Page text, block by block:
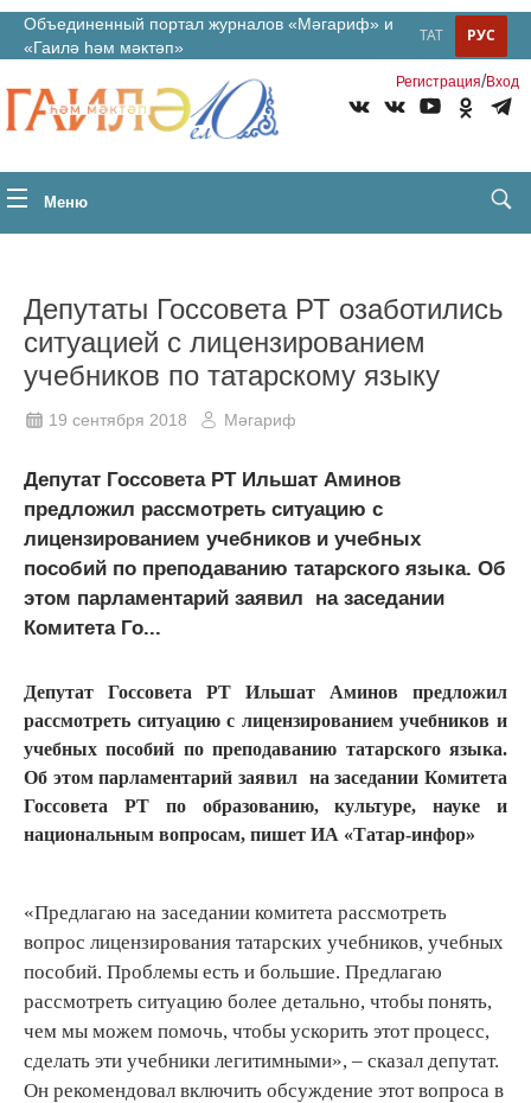
Объединенный портал журналов «Мәгариф» и
«Гаилә һәм мәктәп»
РУС
ТАТ
Регистрация/Вход
Меню
Депутаты Госсовета РТ озаботились
ситуацией с лицензированием
учебников по татарскому языку
19 сентября 2018 Мәгариф
Депутат Госсовета РТ Ильшат Аминов
предложил рассмотреть ситуацию с
лицензированием учебников и учебных
пособий по преподаванию татарского языка. Об
этом парламентарий заявил на заседании
Комитета Го...
Депутат Госсовета РТ Ильшат Аминов предложил
рассмотреть ситуацию с лицензированием учебников и
учебных пособий по преподаванию татарского языка.
Об этом парламентарий заявил на заседании Комитета
Госсовета РТ по образованию, культуре, науке и
национальным вопросам, пишет ИА «Татар-инфор»
«Предлагаю на заседании комитета рассмотреть
вопрос лицензирования татарских учебников, учебных
пособий. Проблемы есть и большие. Предлагаю
рассмотреть ситуацию более детально, чтобы понять,
чем мы можем помочь, чтобы ускорить этот процесс,
сделать эти учебники легитимными», – сказал депутат.
Он рекомендовал включить обсуждение этот вопроса в